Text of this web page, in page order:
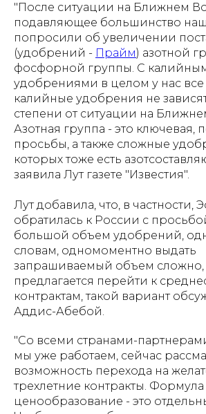
"После ситуации на Ближнем
подавляющее большинство
попросили об увеличении
(удобрений - Прайм) азотной
фосфорной группы. С
удобрениями в целом у нас все
калийные удобрения не
степени от ситуации на
Азотная группа - это ключевая,
просьбы, а также сложные
которых тоже есть
заявила Лут газете "Известия".
Лут добавила, что, в частности,
обратилась к России с
большой объем удобрений,
словам, одномоментно выдать
запрашиваемый объем сложно,
предлагается перейти к
контрактам, такой вариант
Аддис-Абебой.
"Со всеми странами-
мы уже работаем, сейчас
возможность перехода на
трехлетние контракты.
ценообразование - это